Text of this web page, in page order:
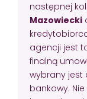
następnej
Mazowiecki
agencji jest
finalną
wybrany
bankowy.